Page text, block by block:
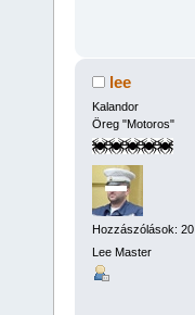
lee
Kalandor
Öreg "Motoros"
Hozzászólások: 20
Lee Master